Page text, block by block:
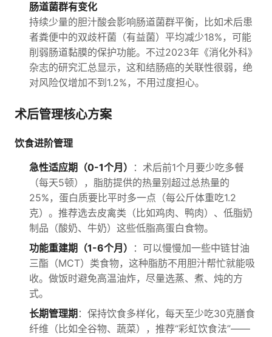
肠道菌群有变化
持续少量的胆汁酸会影响肠道菌群平衡，比如术后患
者粪便中的双歧杆菌（有益菌）平均减少18%，可能
削弱肠道黏膜的保护功能。不过2023年《消化外科》
杂志的研究汇总显示，这和结肠癌的关联性很弱，绝
对风险仅增加不到1.2%，不用过度担心。
术后管理核心方案
饮食进阶管理
急性适应期（0-1个月）
：术后前1个月要少吃多餐
（每天5顿），脂肪提供的热量别超过总热量的
25%，蛋白质要比平时多一点（每公斤体重吃1.2
克）。推荐选去皮禽类（比如鸡肉、鸭肉）、低脂奶
制品（酸奶、牛奶）这些低脂高蛋白食物。
功能重建期（1-6个月）
：可以慢慢加一些中链甘油
三酯（MCT）类食物，这种脂肪不用胆汁帮忙就能吸
收。做饭时避免高温油炸，尽量选蒸、煮、炖的方
式。
长期管理期 ：保持饮食多样化，每天至少吃30克膳食
纤维（比如全谷物、蔬菜），推荐“彩虹饮食法”——